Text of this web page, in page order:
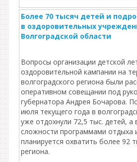
Более 70 тысяч детей и
в оздоровительных
Волгоградской области
Вопросы организации детской
оздоровительной кампании на
волгоградского региона были
оперативном совещании под
губернатора Андрея Бочарова.
июля текущего года в
уже отдохнули 72,5 тыс. детей, а
сложности программами отдыха
планируется охватить более 92
региона.